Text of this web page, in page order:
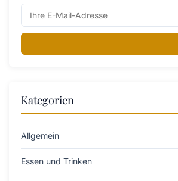
Kategorien
Allgemein
Essen und Trinken